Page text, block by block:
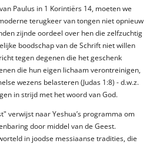
Paulus in 1 Korintiërs 14, moeten we
terugkeer van tongen niet opnieuw
zijnde oordeel over hen die zelfzuchtig
boodschap van de Schrift niet willen
tegen degenen die het geschenk
die hun eigen lichaam verontreinigen,
wezens belasteren (Judas 1:8) - d.w.z.
in strijd met het woord van God.
verwijst naar Yeshua’s programma om
door middel van de Geest.
in joodse messiaanse tradities, die